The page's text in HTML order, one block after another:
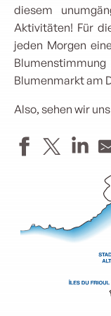
diesem
Aktivitäten! Für
jeden Morgen
Blumenmarkt am
Also, sehen wir